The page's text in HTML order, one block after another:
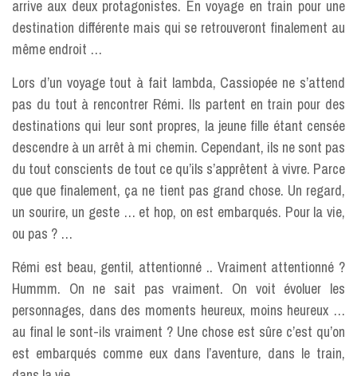
arrive aux deux protagonistes. En voyage en train pour une
destination différente mais qui se retrouveront finalement au
même endroit …
Lors d’un voyage tout à fait lambda, Cassiopée ne s’attend
pas du tout à rencontrer Rémi. Ils partent en train pour des
destinations qui leur sont propres, la jeune fille étant censée
descendre à un arrêt à mi chemin. Cependant, ils ne sont pas
du tout conscients de tout ce qu’ils s’apprêtent à vivre. Parce
que que finalement, ça ne tient pas grand chose. Un regard,
un sourire, un geste … et hop, on est embarqués. Pour la vie,
ou pas ? …
Rémi est beau, gentil, attentionné .. Vraiment attentionné ?
Hummm. On ne sait pas vraiment. On voit évoluer les
personnages, dans des moments heureux, moins heureux …
au final le sont-ils vraiment ? Une chose est sûre c’est qu’on
est embarqués comme eux dans l’aventure, dans le train,